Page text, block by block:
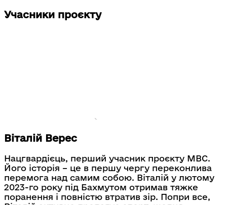
Учасники проєкту
Віталій Верес
Нацгвардієць, перший учасник проєкту МВС.
Його історія – це в першу чергу переконлива
перемога над самим собою. Віталій у лютому
2023-го року під Бахмутом отримав тяжке
поранення і повністю втратив зір. Попри все,